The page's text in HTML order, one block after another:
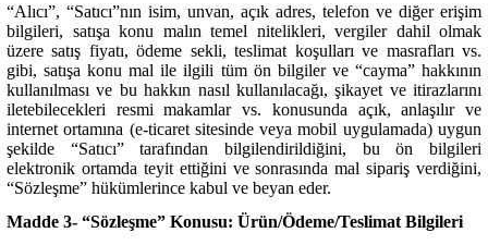
“Alıcı”, “Satıcı”nın isim, unvan, açık adres, telefon ve diğer erişim
bilgileri, satışa konu malın temel nitelikleri, vergiler dahil olmak
üzere satış fiyatı, ödeme sekli, teslimat koşulları ve masrafları vs.
gibi, satışa konu mal ile ilgili tüm ön bilgiler ve “cayma” hakkının
kullanılması ve bu hakkın nasıl kullanılacağı, şikayet ve itirazlarını
iletebilecekleri resmi makamlar vs. konusunda açık, anlaşılır ve
internet ortamına (e-ticaret sitesinde veya mobil uygulamada) uygun
şekilde “Satıcı” tarafından bilgilendirildiğini, bu ön bilgileri
elektronik ortamda teyit ettiğini ve sonrasında mal sipariş verdiğini,
“Sözleşme” hükümlerince kabul ve beyan eder.
Madde 3- “Sözleşme” Konusu: Ürün/Ödeme/Teslimat Bilgileri